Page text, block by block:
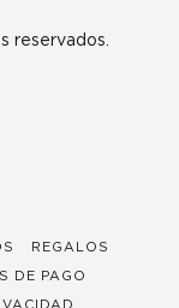
reservados.
REGALOS
DE PAGO